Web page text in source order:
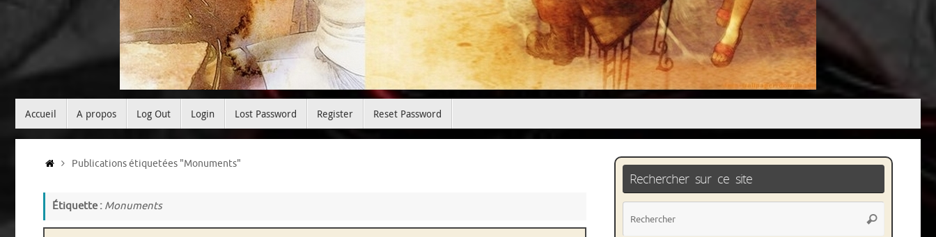
Accueil A propos Log Out Login Lost Password Register Reset Password
Accueil
Publications étiquetées "Monuments"
Étiquette : Monuments
Rechercher sur ce site
Rechercher